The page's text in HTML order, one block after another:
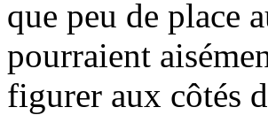
que peu de place
pourraient
figurer aux côtés